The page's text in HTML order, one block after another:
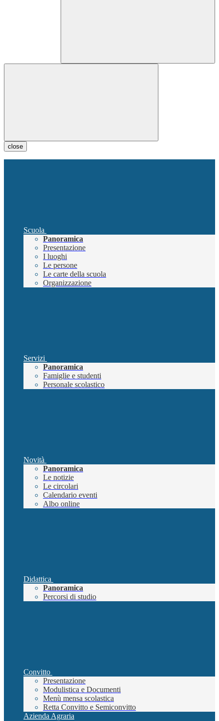
close
Scuola
Panoramica
Presentazione
I luoghi
Le persone
Le carte della scuola
Organizzazione
Servizi
Panoramica
Famiglie e studenti
Personale scolastico
Novità
Panoramica
Le notizie
Le circolari
Calendario eventi
Albo online
Didattica
Panoramica
Percorsi di studio
Convitto
Presentazione
Modulistica e Documenti
Menù mensa scolastica
Retta Convitto e Semiconvitto
Azienda Agraria